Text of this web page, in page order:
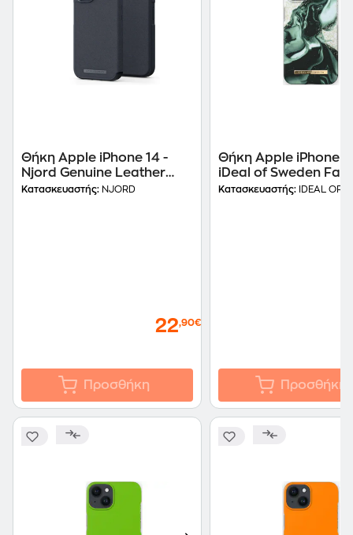
Θήκη Apple iPhone 14 -
Njord Genuine Leather
MagSafe Wallet Case -
Κατασκευαστής: NJORD
22,90€
Προσθήκη
Θήκη Apple iPhone
iDeal of Sweden
Golden Olive Marble
Κατασκευαστής: IDEAL OF
Προσθήκη